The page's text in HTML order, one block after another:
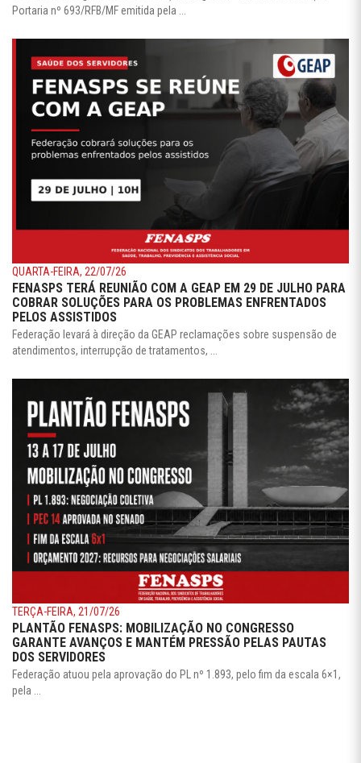
Portaria nº 693/RFB/MF emitida pela ...
QUARTA-FEIRA, 22/07/26
FENASPS TERÁ REUNIÃO COM A GEAP EM 29 DE JULHO PARA
COBRAR SOLUÇÕES PARA OS PROBLEMAS ENFRENTADOS
PELOS ASSISTIDOS
Federação levará à direção da GEAP reclamações sobre suspensão de
atendimentos, interrupção de tratamentos, ...
TERÇA-FEIRA, 21/07/26
PLANTÃO FENASPS: MOBILIZAÇÃO NO CONGRESSO
GARANTE AVANÇOS E MANTÉM PRESSÃO PELAS PAUTAS
DOS SERVIDORES
Federação atuou pela aprovação do PL nº 1.893, pelo fim da escala 6×1,
pela ...